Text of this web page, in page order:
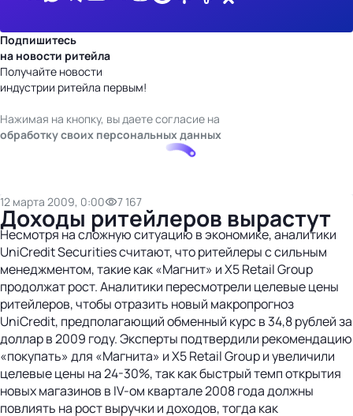
Подпишитесь
на новости ритейла
Получайте новости
индустрии ритейла первым!
Нажимая на кнопку, вы даете согласие на
обработку своих персональных данных
12 марта 2009, 0:00 7 167
Доходы ритейлеров вырастут
Несмотря на сложную ситуацию в экономике, аналитики
UniCredit Securities считают, что ритейлеры с сильным
менеджментом, такие как «Магнит» и X5 Retail Group
продолжат рост. Аналитики пересмотрели целевые цены
ритейлеров, чтобы отразить новый макропрогноз
UniCredit, предполагающий обменный курс в 34,8 рублей за
доллар в 2009 году. Эксперты подтвердили рекомендацию
«покупать» для «Магнита» и X5 Retail Group и увеличили
целевые цены на 24-30%, так как быстрый темп открытия
новых магазинов в IV-ом квартале 2008 года должны
повлиять на рост выручки и доходов, тогда как